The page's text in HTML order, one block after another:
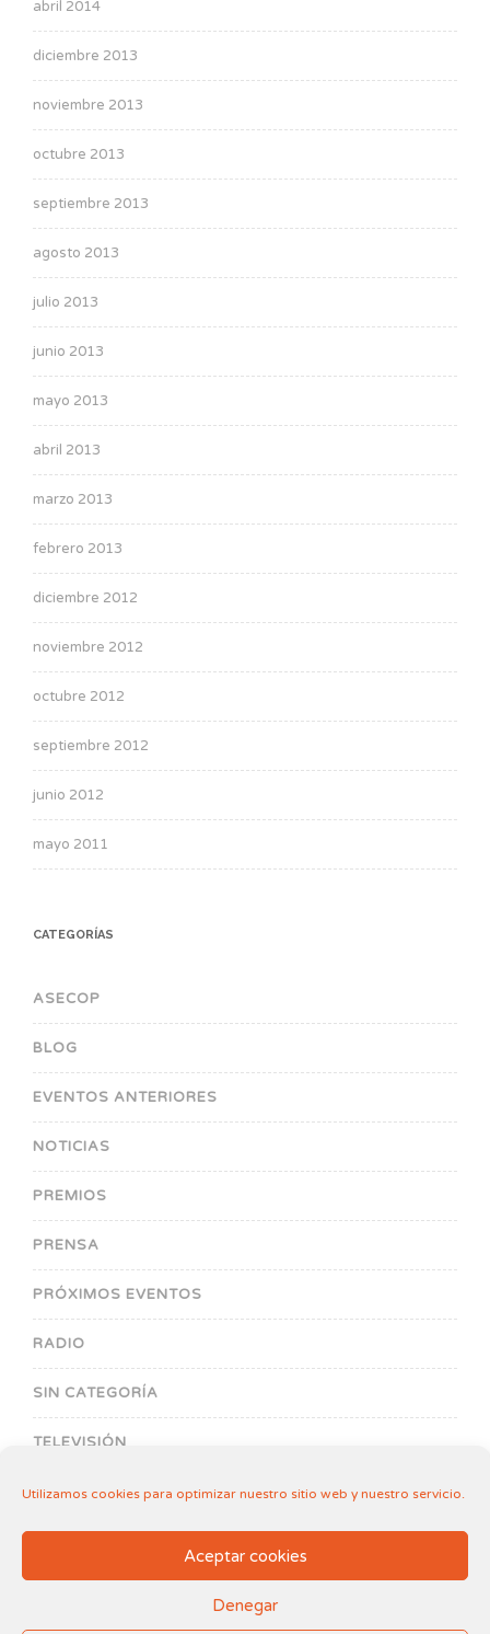
Utilizamos cookies para optimizar nuestro sitio web y nuestro servicio.
Aceptar cookies
Denegar
abril 2014
diciembre 2013
noviembre 2013
octubre 2013
septiembre 2013
agosto 2013
julio 2013
junio 2013
mayo 2013
abril 2013
marzo 2013
febrero 2013
diciembre 2012
noviembre 2012
octubre 2012
septiembre 2012
junio 2012
mayo 2011
CATEGORÍAS
ASECOP
BLOG
EVENTOS ANTERIORES
NOTICIAS
PREMIOS
PRENSA
PRÓXIMOS EVENTOS
RADIO
SIN CATEGORÍA
TELEVISIÓN
Aviso legal.Política de Cookies
2018-2026© Fundación Filia de Amparo al Menor